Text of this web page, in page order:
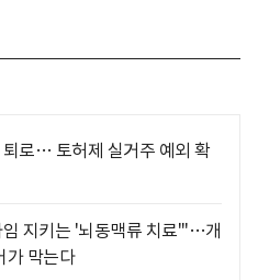
로… 토허제 실거주 예외 확
지키는 '뇌동맥류 치료'"…개
가 막는다